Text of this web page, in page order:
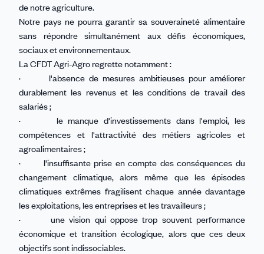
de notre agriculture.
Notre pays ne pourra garantir sa souveraineté alimentaire
sans répondre simultanément aux défis économiques,
sociaux et environnementaux.
La CFDT Agri-Agro regrette notamment :
· l'absence de mesures ambitieuses pour améliorer
durablement les revenus et les conditions de travail des
salariés ;
· le manque d'investissements dans l'emploi, les
compétences et l'attractivité des métiers agricoles et
agroalimentaires ;
· l'insuffisante prise en compte des conséquences du
changement climatique, alors même que les épisodes
climatiques extrêmes fragilisent chaque année davantage
les exploitations, les entreprises et les travailleurs ;
· une vision qui oppose trop souvent performance
économique et transition écologique, alors que ces deux
objectifs sont indissociables.